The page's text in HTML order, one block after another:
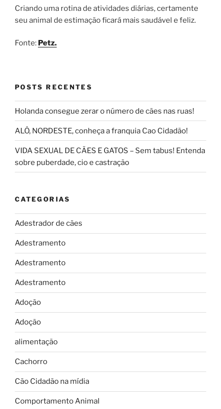
Criando uma rotina de atividades diárias, certamente
seu animal de estimação ficará mais saudável e feliz.
Fonte: Petz.
POSTS RECENTES
Holanda consegue zerar o número de cães nas ruas!
ALÔ, NORDESTE, conheça a franquia Cao Cidadão!
VIDA SEXUAL DE CÃES E GATOS – Sem tabus! Entenda
sobre puberdade, cio e castração
CATEGORIAS
Adestrador de cães
Adestramento
Adestramento
Adestramento
Adoção
Adoção
alimentação
Cachorro
Cão Cidadão na mídia
Comportamento Animal